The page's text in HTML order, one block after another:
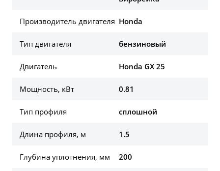
Производитель двигателя Honda
Тип двигателя бензиновый
Двигатель Honda GX 25
Мощность, кВт 0.81
Тип профиля сплошной
Длина профиля, м 1.5
Глубина уплотнения, мм 200